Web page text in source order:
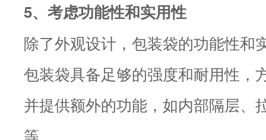
5、考虑功能性和实用性
除了外观设计，包装袋的功能性和
包装袋具备足够的强度和耐用性，
并提供额外的功能，如内部隔层、
等。